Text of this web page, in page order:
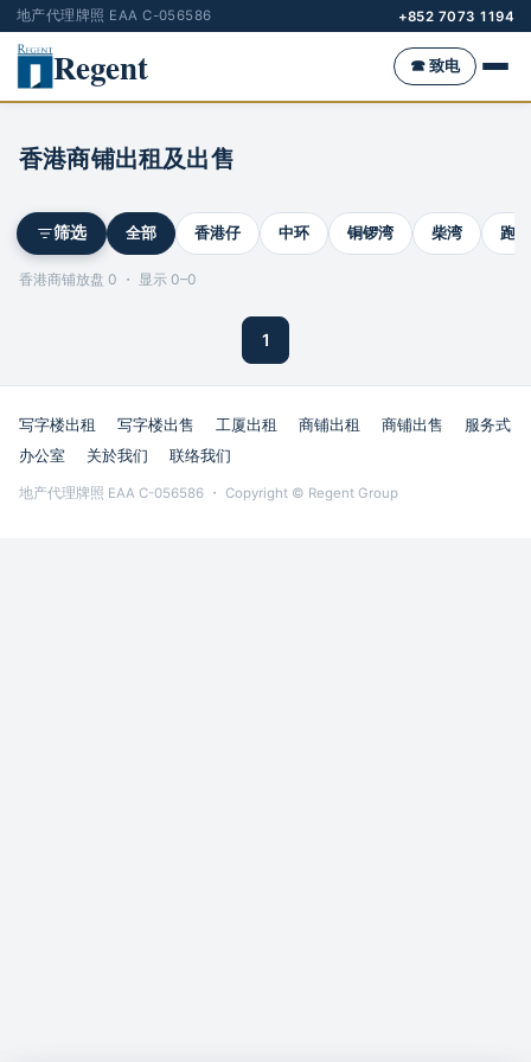
地产代理牌照 EAA C-056586 +852 7073 1194
Regent ☎ 致电
香港商铺出租及出售
筛选 全部 香港仔 中环 铜锣湾 柴湾 跑
香港商铺放盘 0 ・ 显示 0–0
1
写字楼出租 写字楼出售 工厦出租 商铺出租 商铺出售
服务式
办公室
关於我们 联络我们
地产代理牌照 EAA C-056586 ・ Copyright © Regent Group